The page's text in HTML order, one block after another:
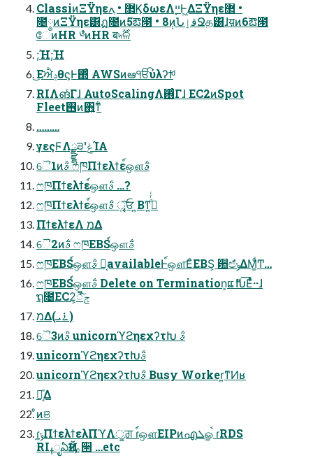
ClassiͷΞΫηε܏޲ • ֶߍϏδωεΛ࣮ײͰ͖ΔΞΫηε܏޲ •
೔༵ͷΞΫηε͸ฏ೔ͷ5ׂఔ౓ • 8݄ͷՆقٳՋத͸ɺय़ͷ6ׂఔ౓
ேͷHR ༦ํͷHR ब৸࣌ؒଳ
;Ή;Ή
͜ΕਐݚθϛͰ΍ͬͨ AWSͷఆੴύλʔϯͩ
RIΛങͬͨΓɺ AutoScalingΛ࢖ͬͨΓɺ EC2ͷSpot
Fleet࢖͏ͷ΋͍͍ͳ͋
………
γεςϜΛྫྷ੩ʹݟͭΊΑ͏
ୈ1ͷࣄ݅ ෆཁΠϯελϯε์ஔࣄ݅
ෆཁΠϯελϯε์ஔࣄ݅ …?
ෆཁΠϯελϯε์ஔࣄ݅ ৄ͍͠ਓ ͍Βͳ͍ࢠͩͬͨ
ΠϯελϯεΛ מΔ
ୈ2ͷࣄ݅ ෆཁEBS์ஔࣄ݅
ෆཁEBS์ஔࣄ݅ Կ͔availableͰ์ஔ͞ΕͨEBS͕ ਺ඦݸ͋ΔΜ͚ͩͲ…
ෆཁEBS์ஔࣄ݅ Delete on Termination͕ແޮԽ͞Εͯͨ··ɺ
ຖ೔EC2͕૿ݮͯͨ͠
מΔ(࠶ܝ)
ୈ3ͷࣄ݅ unicornϓϩηεχʔτԽ ࣄ݅
unicornϓϩηεχʔτԽࣄ݅
unicornϓϩηεχʔτԽࣄ݅ Busy Worker͍ͳ͘Ͷʁ
ಇ͔ͤΔ
ͦͷଞ
ɾݹ͍ΠϯελϯελΠϓΛॗਗ਼ ɾ์ஔEIPͷഎܠௐࠪ ɾRDS
RIߪೖఏҊॻ࡞੒ …etc